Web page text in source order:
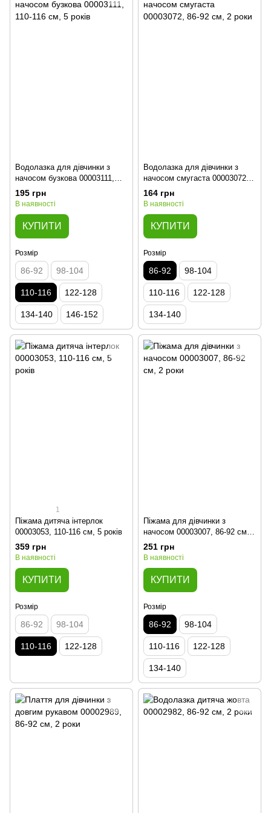
Водолазка для дівчинки з
начосом бузкова 00003111,
110-116 см, 5 років
195 грн
В наявності
КУПИТИ
Розмір
86-92 98-104
110-116 122-128
134-140 146-152
Водолазка для дівчинки з
начосом смугаста 00003072,
86-92 см, 2 роки
164 грн
В наявності
КУПИТИ
Розмір
86-92 98-104
110-116 122-128
134-140
1
Піжама дитяча інтерлок
00003053, 110-116 см, 5 років
359 грн
В наявності
КУПИТИ
Розмір
86-92 98-104
110-116 122-128
Піжама для дівчинки з
начосом 00003007, 86-92 см, 2
роки
251 грн
В наявності
КУПИТИ
Розмір
86-92 98-104
110-116 122-128
134-140